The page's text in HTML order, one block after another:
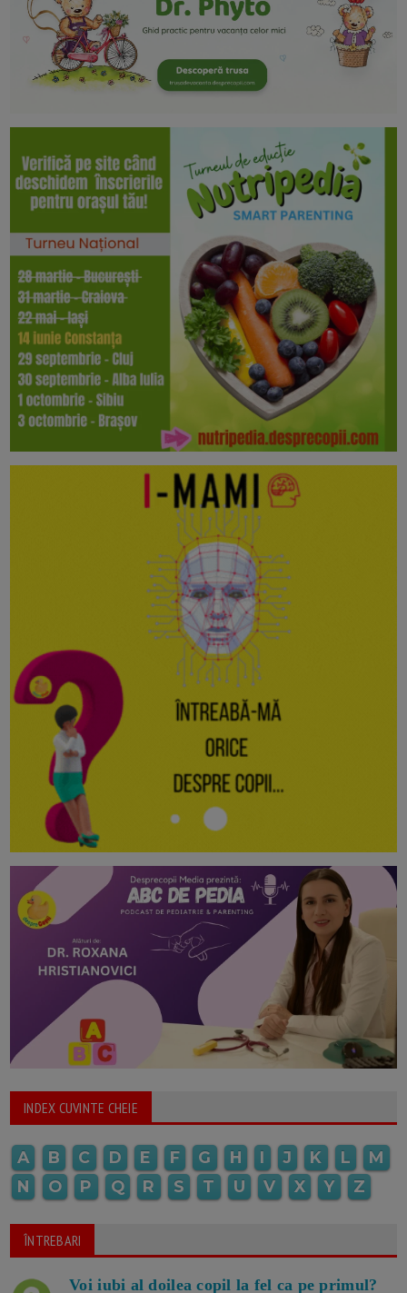
INDEX CUVINTE CHEIE
A B C D E F G H I J K L
M
N
O P Q R S T U V X Y Z
ÎNTREBARI
Voi iubi al doilea copil la fel ca pe primul?